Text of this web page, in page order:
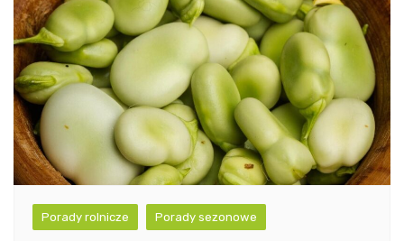
Porady rolnicze Porady sezonowe